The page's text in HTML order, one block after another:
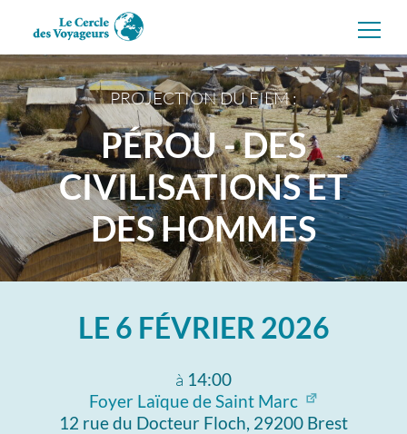
directement
contenu
PROJECTION DU FILM :
PÉROU - DES
CIVILISATIONS ET
DES HOMMES
LE 6 FÉVRIER 2026
à 14:00
Foyer Laïque de Saint Marc
12 rue du Docteur Floch, 29200 Brest